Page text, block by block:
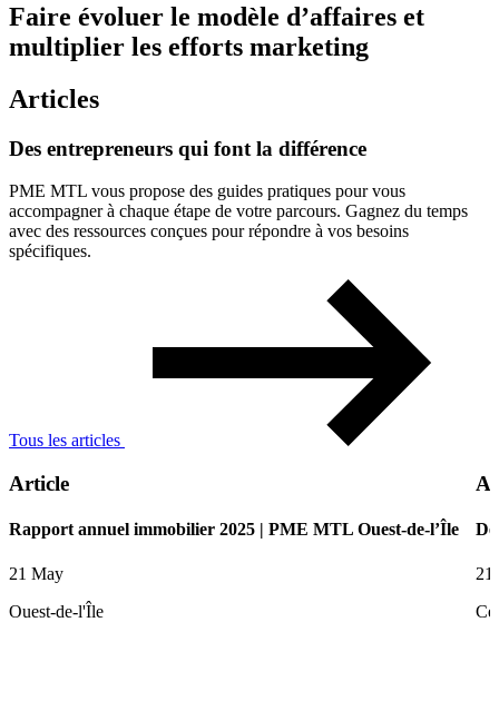
Faire évoluer le modèle d’affaires et
multiplier les efforts marketing
Articles
Des entrepreneurs qui font la différence
PME MTL vous propose des guides pratiques pour vous
accompagner à chaque étape de votre parcours. Gagnez du temps
avec des ressources conçues pour répondre à vos besoins
spécifiques.
Tous les articles
Article
Rapport annuel immobilier 2025 | PME MTL Ouest-de-l’Île
21 May
Ouest-de-l'Île
21